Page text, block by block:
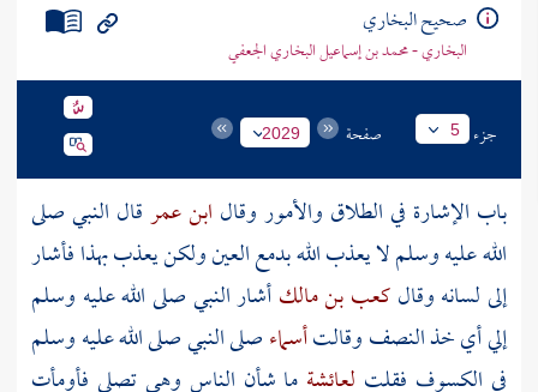
صحيح البخاري
البخاري - محمد بن إسماعيل البخاري الجعفي
جزء 5 صفحة 2029
باب الإشارة في الطلاق والأمور وقال ابن عمرقال النبي صلى
الله عليه وسلم لا يعذب الله بدمع العين ولكن يعذب بهذا فأشار
إلى لسانه وقالكعب بن مالكأشار النبي صلى الله عليه وسلم
إلي أي خذ النصف وقالتأسماءصلى النبي صلى الله عليه وسلم
في الكسوف فقلت لعائشة ما شأن الناس وهي تصلي فأومأت